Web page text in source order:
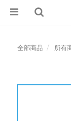
全部商品 所有